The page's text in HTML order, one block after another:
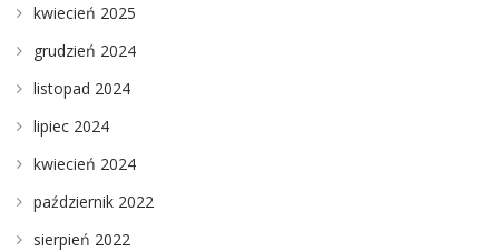
kwiecień 2025
grudzień 2024
listopad 2024
lipiec 2024
kwiecień 2024
październik 2022
sierpień 2022